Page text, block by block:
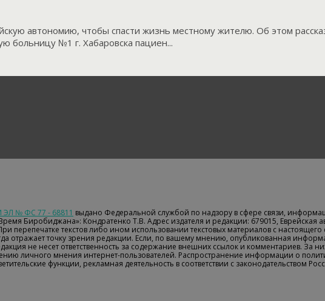
автономию, чтобы спасти жизнь местному жителю. Об этом
больницу №1 г. Хабаровска пациен...
ЭЛ № ФС 77 - 68811 выдано Федеральной службой по надзору в сфере связи,
Биробиджана»: Кондратенко Т.В. Адрес издателя и редакции: 679015, Еврейская
перепечатке текстов либо ином использовании текстовых материалов с
отражает точку зрения редакции. Если, по вашему мнению, опубликованная
не несет ответственность за содержание внешних ссылок и комментариев. За
личного мнения интернет-пользователей. Распространение информации о
функции, рекламная деятельность в соответствии с законодательством